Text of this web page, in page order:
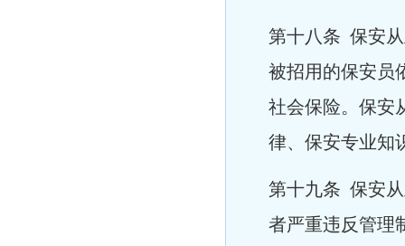
第十八条 保安
被招用的保安员
社会保险。保安
律、保安专业知
第十九条 保安
者严重违反管理